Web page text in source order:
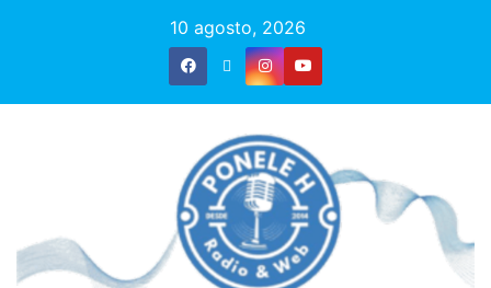
10 agosto, 2026